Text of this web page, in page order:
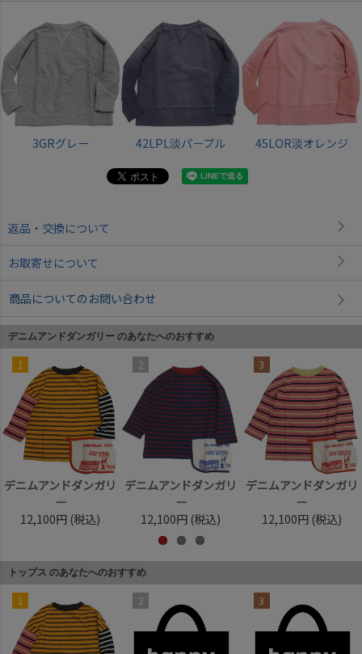
3GRグレー 42LPL淡パープル 45LOR淡オレンジ
返品・交換について
お取寄せについて
商品についてのお問い合わせ
デニムアンドダンガリー のあなたへのおすすめ
1
デニムアンドダンガリ
ー
12,100円 (税込)
2
デニムアンドダンガリ
ー
12,100円 (税込)
3
デニムアンドダンガリ
ー
12,100円 (税込)
トップス のあなたへのおすすめ
1 2 3